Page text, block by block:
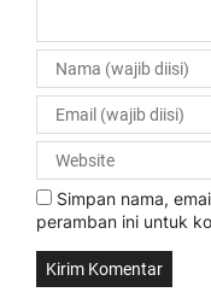
Simpan nama,
peramban ini untuk